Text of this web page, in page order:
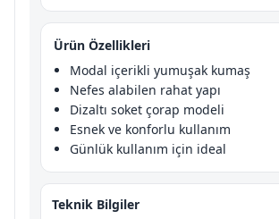
Ürün Özellikleri
Modal içerikli yumuşak kumaş
Nefes alabilen rahat yapı
Dizaltı soket çorap modeli
Esnek ve konforlu kullanım
Günlük kullanım için ideal
Teknik Bilgiler